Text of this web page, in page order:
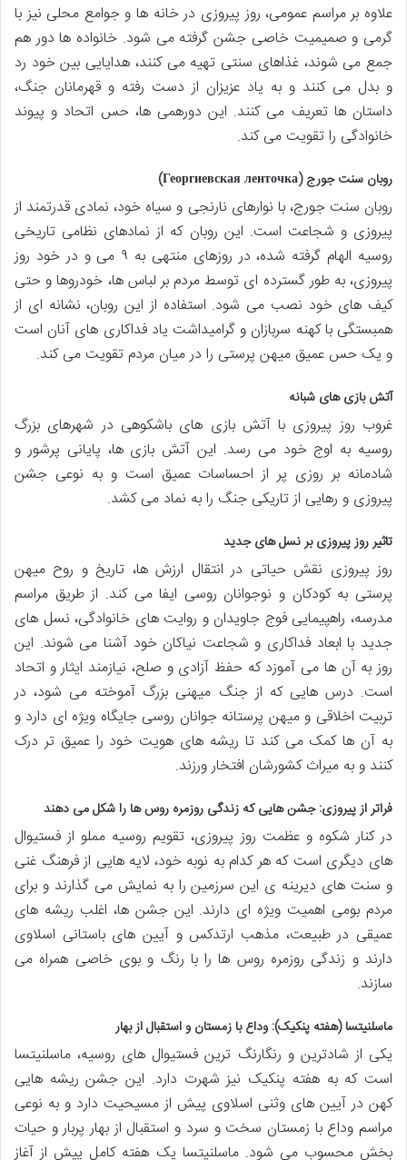
علاوه بر مراسم عمومی، روز پیروزی در خانه ها و جوامع محلی نیز با
گرمی و صمیمیت خاصی جشن گرفته می شود. خانواده ها دور هم
جمع می شوند، غذاهای سنتی تهیه می کنند، هدایایی بین خود رد
و بدل می کنند و به یاد عزیزان از دست رفته و قهرمانان جنگ،
داستان ها تعریف می کنند. این دورهمی ها، حس اتحاد و پیوند
خانوادگی را تقویت می کند.
روبان سنت جورج (Георгиевская ленточка)
روبان سنت جورج، با نوارهای نارنجی و سیاه خود، نمادی قدرتمند از
پیروزی و شجاعت است. این روبان که از نمادهای نظامی تاریخی
روسیه الهام گرفته شده، در روزهای منتهی به ۹ می و در خود روز
پیروزی، به طور گسترده ای توسط مردم بر لباس ها، خودروها و حتی
کیف های خود نصب می شود. استفاده از این روبان، نشانه ای از
همبستگی با کهنه سربازان و گرامیداشت یاد فداکاری های آنان است
و یک حس عمیق میهن پرستی را در میان مردم تقویت می کند.
آتش بازی های شبانه
غروب روز پیروزی با آتش بازی های باشکوهی در شهرهای بزرگ
روسیه به اوج خود می رسد. این آتش بازی ها، پایانی پرشور و
شادمانه بر روزی پر از احساسات عمیق است و به نوعی جشن
پیروزی و رهایی از تاریکی جنگ را به نماد می کشد.
تاثیر روز پیروزی بر نسل های جدید
روز پیروزی نقش حیاتی در انتقال ارزش ها، تاریخ و روح میهن
پرستی به کودکان و نوجوانان روسی ایفا می کند. از طریق مراسم
مدرسه، راهپیمایی فوج جاویدان و روایت های خانوادگی، نسل های
جدید با ابعاد فداکاری و شجاعت نیاکان خود آشنا می شوند. این
روز به آن ها می آموزد که حفظ آزادی و صلح، نیازمند ایثار و اتحاد
است. درس هایی که از جنگ میهنی بزرگ آموخته می شود، در
تربیت اخلاقی و میهن پرستانه جوانان روسی جایگاه ویژه ای دارد و
به آن ها کمک می کند تا ریشه های هویت خود را عمیق تر درک
کنند و به میراث کشورشان افتخار ورزند.
فراتر از پیروزی: جشن هایی که زندگی روزمره روس ها را شکل می دهند
در کنار شکوه و عظمت روز پیروزی، تقویم روسیه مملو از فستیوال
های دیگری است که هر کدام به نوبه خود، لایه هایی از فرهنگ غنی
و سنت های دیرینه ی این سرزمین را به نمایش می گذارند و برای
مردم بومی اهمیت ویژه ای دارند. این جشن ها، اغلب ریشه های
عمیقی در طبیعت، مذهب ارتدکس و آیین های باستانی اسلاوی
دارند و زندگی روزمره روس ها را با رنگ و بوی خاصی همراه می
سازند.
ماسلنیتسا (هفته پنکیک): وداع با زمستان و استقبال از بهار
یکی از شادترین و رنگارنگ ترین فستیوال های روسیه، ماسلنیتسا
است که به هفته پنکیک نیز شهرت دارد. این جشن ریشه هایی
کهن در آیین های وثنی اسلاوی پیش از مسیحیت دارد و به نوعی
مراسم وداع با زمستان سخت و سرد و استقبال از بهار پربار و حیات
بخش محسوب می شود. ماسلنیتسا یک هفته کامل پیش از آغاز